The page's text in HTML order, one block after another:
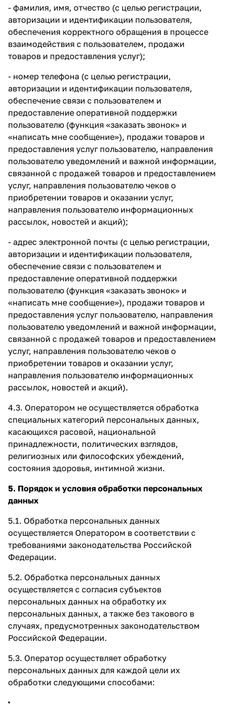
- фамилия, имя, отчество (с целью регистрации,
авторизации и идентификации пользователя,
обеспечения корректного обращения в процессе
взаимодействия с пользователем, продажи
товаров и предоставления услуг);
- номер телефона (с целью регистрации,
авторизации и идентификации пользователя,
обеспечение связи с пользователем и
предоставление оперативной поддержки
пользователю (функция «заказать звонок» и
«написать мне сообщение»), продажи товаров и
предоставления услуг пользователю, направления
пользователю уведомлений и важной информации,
связанной с продажей товаров и предоставлением
услуг, направления пользователю чеков о
приобретении товаров и оказании услуг,
направления пользователю информационных
рассылок, новостей и акций);
- адрес электронной почты (с целью регистрации,
авторизации и идентификации пользователя,
обеспечение связи с пользователем и
предоставление оперативной поддержки
пользователю (функция «заказать звонок» и
«написать мне сообщение»), продажи товаров и
предоставления услуг пользователю, направления
пользователю уведомлений и важной информации,
связанной с продажей товаров и предоставлением
услуг, направления пользователю чеков о
приобретении товаров и оказании услуг,
направления пользователю информационных
рассылок, новостей и акций).
4.3. Оператором не осуществляется обработка
специальных категорий персональных данных,
касающихся расовой, национальной
принадлежности, политических взглядов,
религиозных или философских убеждений,
состояния здоровья, интимной жизни.
5. Порядок и условия обработки персональных
данных
5.1. Обработка персональных данных
осуществляется Оператором в соответствии с
требованиями законодательства Российской
Федерации.
5.2. Обработка персональных данных
осуществляется с согласия субъектов
персональных данных на обработку их
персональных данных, а также без такового в
случаях, предусмотренных законодательством
Российской Федерации.
5.3. Оператор осуществляет обработку
персональных данных для каждой цели их
обработки следующими способами: